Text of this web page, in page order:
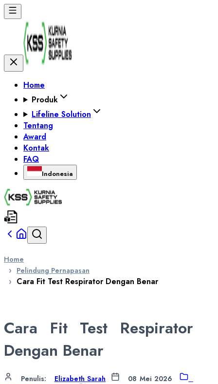
Home
Produk
Lifeline Solution
Tentang
Award
Kontak
FAQ
Indonesia
Home
Pelindung Pernapasan
Cara Fit Test Respirator Dengan Benar
Cara Fit Test Respirator
Dengan Benar
Penulis: Elizabeth Sarah
08 Mei 2026